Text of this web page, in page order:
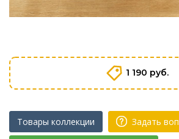
1 190 руб.
Товары коллекции Задать